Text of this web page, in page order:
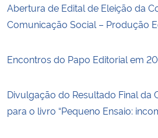
Secretaria-Geral
Gabinete de Segurança Institucional
Advocacia-Geral da União
Abertura de Edital de Eleição da
Comunicação Social – Produção
Encontros do Papo Editorial em
Divulgação do Resultado Final da
para o livro “Pequeno Ensaio: